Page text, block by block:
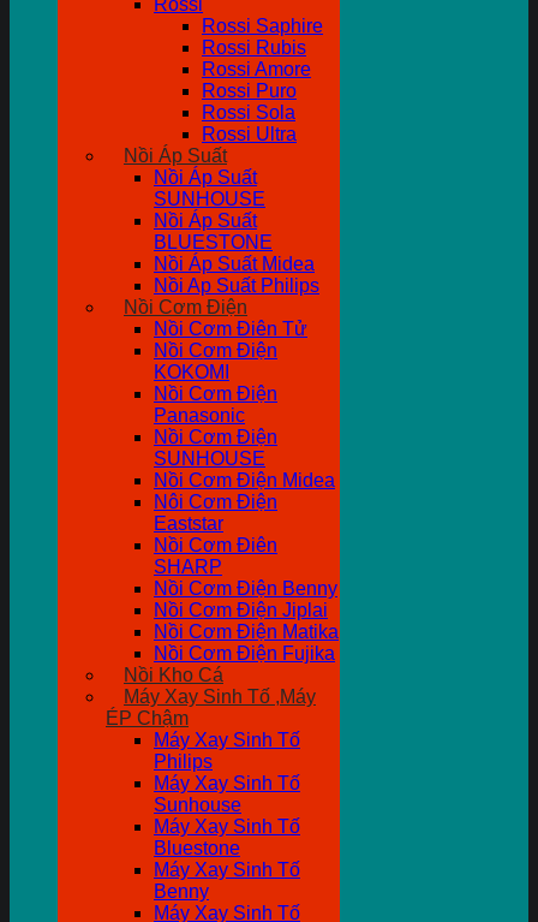
Rossi
Rossi Saphire
Rossi Rubis
Rossi Amore
Rossi Puro
Rossi Sola
Rossi Ultra
Nồi Áp Suất
Nồi Áp Suất
SUNHOUSE
Nồi Áp Suất
BLUESTONE
Nồi Áp Suất Midea
Nồi Ap Suất Philips
Nồi Cơm Điện
Nồi Cơm Điên Tử
Nồi Cơm Điện
KOKOMI
Nồi Cơm Điện
Panasonic
Nồi Cơm Điện
SUNHOUSE
Nồi Cơm Điện Midea
Nôi Cơm Điện
Eaststar
Nồi Cơm Điên
SHARP
Nồi Cơm Điện Benny
Nồi Cơm Điện Jiplai
Nồi Cơm Điện Matika
Nồi Cơm Điện Fujika
Nồi Kho Cá
Máy Xay Sinh Tố ,Máy
ÉP Chậm
Máy Xay Sinh Tố
Philips
Máy Xay Sinh Tố
Sunhouse
Máy Xay Sinh Tố
Bluestone
Máy Xay Sinh Tố
Benny
Máy Xay Sinh Tố